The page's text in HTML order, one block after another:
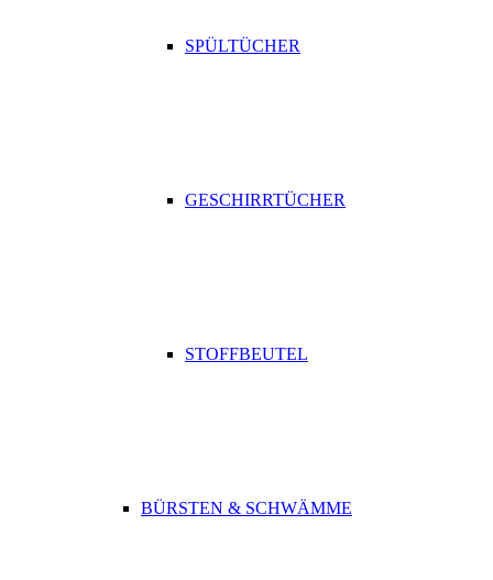
SPÜLTÜCHER
GESCHIRRTÜCHER
STOFFBEUTEL
BÜRSTEN & SCHWÄMME